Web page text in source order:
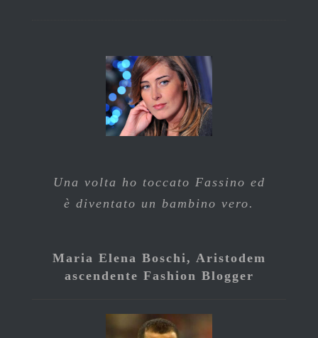
Una volta ho toccato Fassino ed
è diventato un bambino vero.
Maria Elena Boschi, Aristodem
ascendente Fashion Blogger